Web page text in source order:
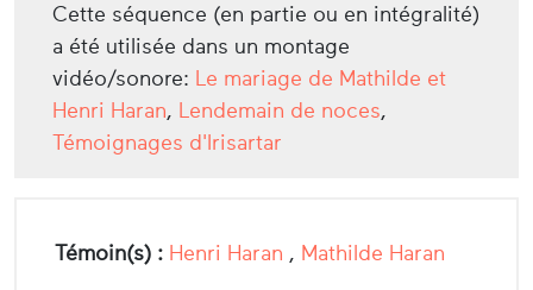
Cette séquence (en partie ou en intégralité)
a été utilisée dans un montage
vidéo/sonore: Le mariage de Mathilde et
Henri Haran, Lendemain de noces,
Témoignages d'Irisartar
Témoin(s) : Henri Haran , Mathilde Haran